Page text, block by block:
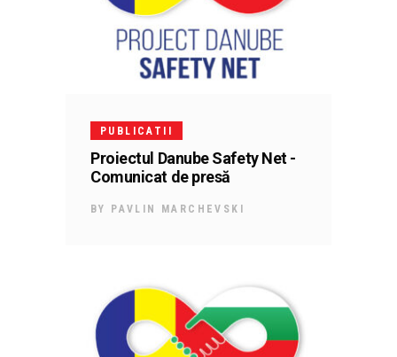
PUBLICATII
Proiectul Danube Safety Net -
Comunicat de presă
BY PAVLIN MARCHEVSKI